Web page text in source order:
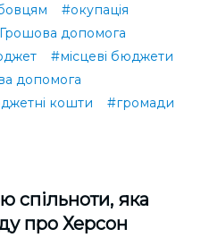
#окупація
допомога
#місцеві бюджети
допомога
кошти
#громади
спільноти, яка
про Херсон